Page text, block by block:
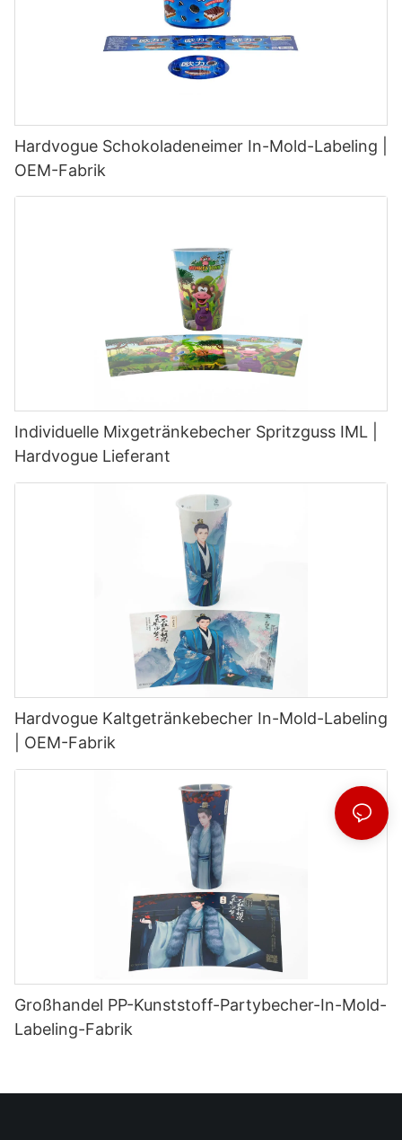
Hardvogue Schokoladeneimer In-Mold-Labeling |
OEM-Fabrik
Individuelle Mixgetränkebecher Spritzguss IML |
Hardvogue Lieferant
Hardvogue Kaltgetränkebecher In-Mold-Labeling
| OEM-Fabrik
Großhandel PP-Kunststoff-Partybecher-In-Mold-
Labeling-Fabrik